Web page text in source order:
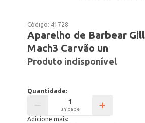
Código: 41728
Aparelho de Barbear
Mach3 Carvão un
Produto indisponível
Quantidade:
unidade
Adicione mais: